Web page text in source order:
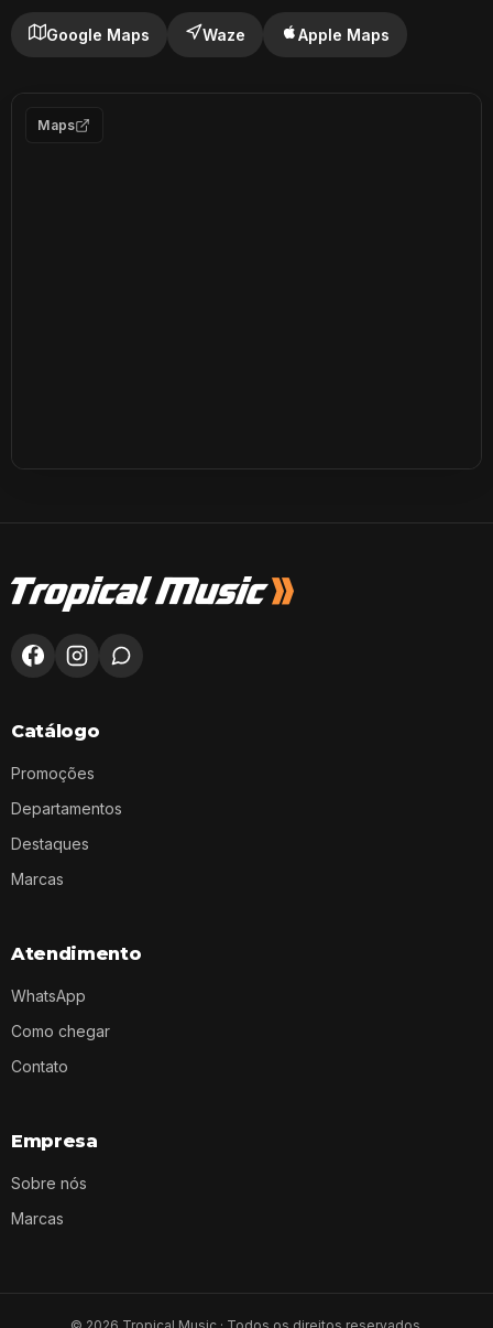
Google Maps Waze Apple Maps
Maps
Catálogo
Promoções
Departamentos
Destaques
Marcas
Atendimento
WhatsApp
Como chegar
Contato
Empresa
Sobre nós
Marcas